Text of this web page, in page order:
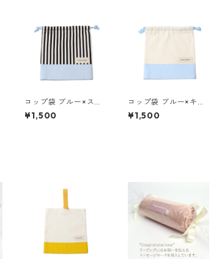
コップ袋 ブルー×スト
ライプ 85-72895-1
¥1,500
コップ袋 ブルー×キナ
リ 85-72895-1
¥1,500